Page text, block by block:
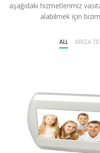
aşağıdaki hizmetlerimiz
alabilmek için
ALL ARIZA